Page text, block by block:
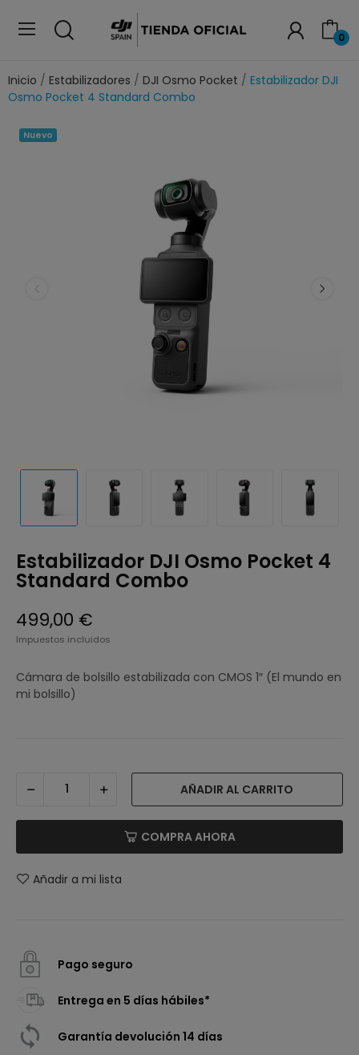
0
Inicio Estabilizadores DJI Osmo Pocket
Estabilizador DJI
Osmo Pocket 4 Standard Combo
Nuevo
Estabilizador DJI Osmo Pocket 4
Standard Combo
499,00 €
Impuestos incluidos
Cámara de bolsillo estabilizada con CMOS 1″ (El mundo en
mi bolsillo)
AÑADIR AL CARRITO
COMPRA AHORA
Añadir a mi lista
Pago seguro
Entrega en 5 días hábiles*
Garantía devolución 14 días